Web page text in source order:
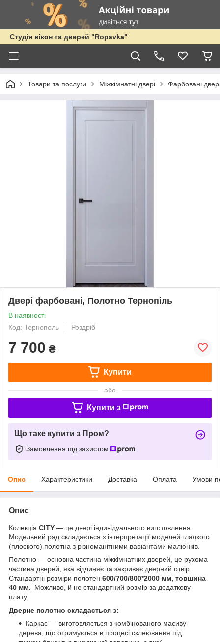
Студія вікон та дверей "Ropavka"
Товари та послуги Міжкімнатні двері Фарбовані двері
Двері фарбовані, Полотно Тернопіль
В наявності
Код: Тернополь
Роздріб
7 700 ₴
Купити
або
Купити з
Що таке купити з Пром?
Замовлення під захистом
Опис Характеристики Доставка Оплата Умови
Опис
Колекція CITY — це двері індивідуального виготовлення.
Модельний ряд складається з інтерпретації моделей гладкого
(плоского) полотна з різноманітними варіантами малюнків.
Полотно — основна частина міжкімнатних дверей, це рухома
частина дверей, яка відчиняє та закриває дверний отвір.
Стандартні розміри полотен 600/700/800*2000 мм, товщина
40 мм. Можливо, й не стандартний розмір за додаткову
плату.
Дверне полотно складається з:
Каркас — виготовляється з комбінованого масиву
дерева, що отримується в процесі склеювання під